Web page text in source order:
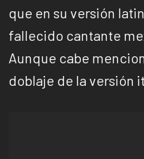
que en su versión
fallecido cantante
Aunque cabe
doblaje de la versión